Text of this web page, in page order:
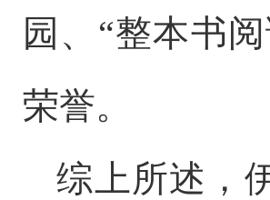
园、 “整本书
荣誉。
综上所述，